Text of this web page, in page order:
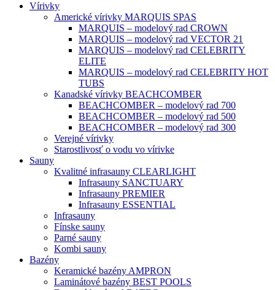
Vírivky
Americké vírivky MARQUIS SPAS
MARQUIS – modelový rad CROWN
MARQUIS – modelový rad VECTOR 21
MARQUIS – modelový rad CELEBRITY
ELITE
MARQUIS – modelový rad CELEBRITY HOT
TUBS
Kanadské vírivky BEACHCOMBER
BEACHCOMBER – modelový rad 700
BEACHCOMBER – modelový rad 500
BEACHCOMBER – modelový rad 300
Verejné vírivky
Starostlivosť o vodu vo vírivke
Sauny
Kvalitné infrasauny CLEARLIGHT
Infrasauny SANCTUARY
Infrasauny PREMIER
Infrasauny ESSENTIAL
Infrasauny
Fínske sauny
Parné sauny
Kombi sauny
Bazény
Keramické bazény AMPRON
Laminátové bazény BEST POOLS